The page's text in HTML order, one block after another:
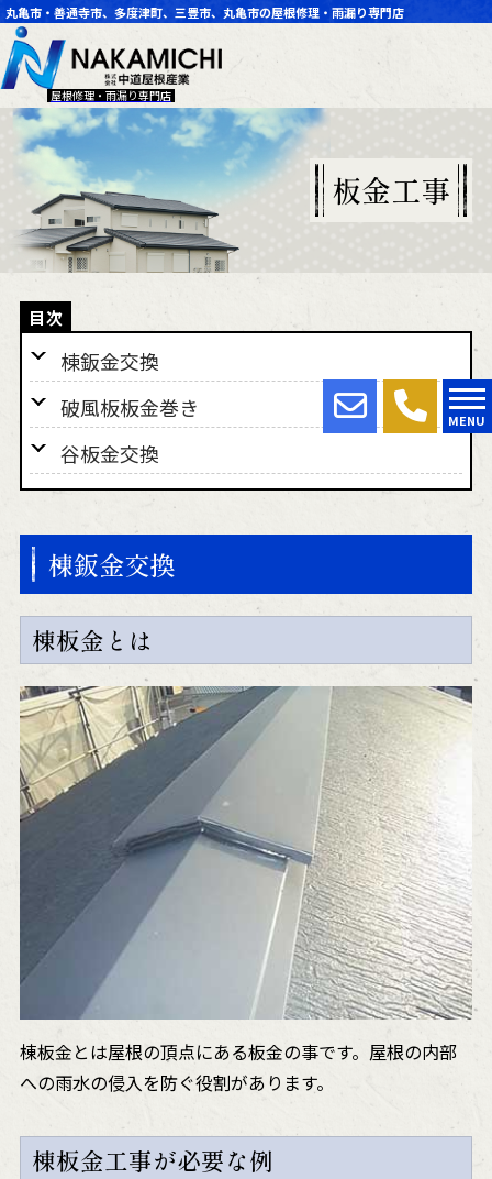
丸亀市・善通寺市、多度津町、三豊市、丸亀市の屋根修理・雨漏り専門店
MENU
屋根修理・雨漏り専門店
板金工事
棟鈑金交換
破風板板金巻き
谷板金交換
棟鈑金交換
棟板金とは
棟板金とは屋根の頂点にある板金の事です。屋根の内部
への雨水の侵入を防ぐ役割があります。
棟板金工事が必要な例